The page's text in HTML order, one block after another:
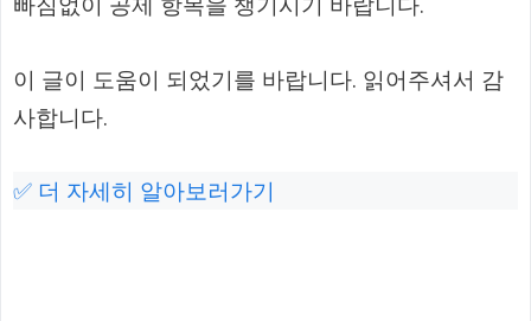
이 글이 도움이 되었기를 바랍니다. 읽어주셔서 감
사합니다.
✅ 더 자세히 알아보러가기